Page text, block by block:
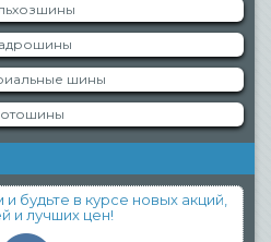
шины
будьте в курсе новых акций,
и лучших цен!